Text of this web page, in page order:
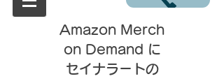
Amazon Merch
on Demand に
セイナラートの